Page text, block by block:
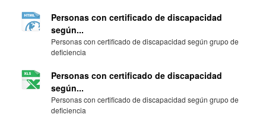
Personas con certificado de discapacidad
según...
Personas con certificado de discapacidad según grupo de
deficiencia
Personas con certificado de discapacidad
según...
Personas con certificado de discapacidad según grupo de
deficiencia